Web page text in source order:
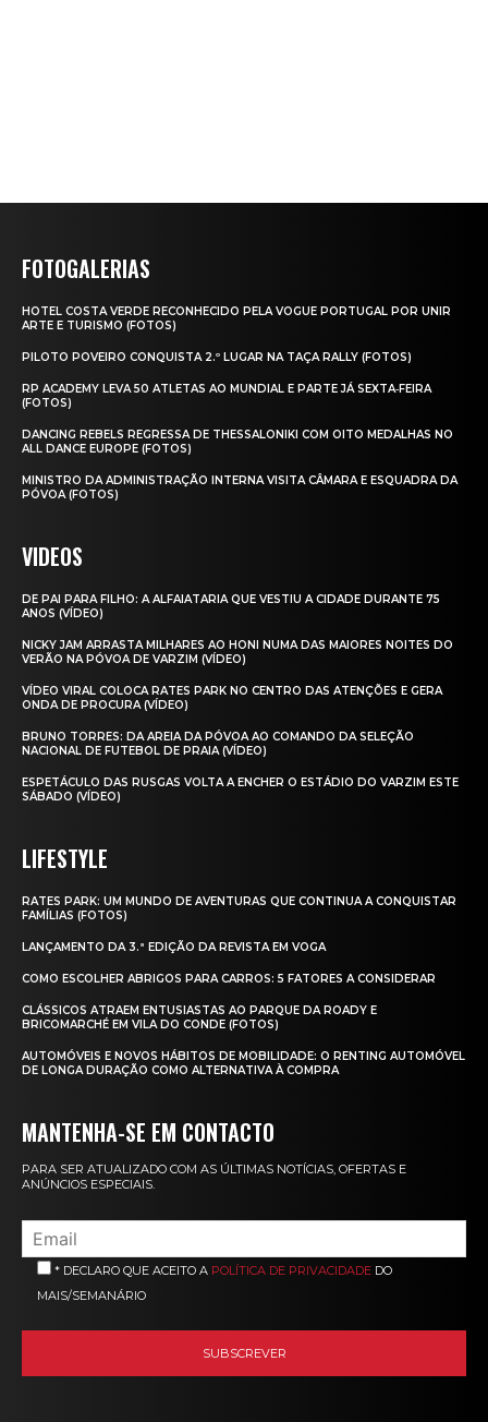
FOTOGALERIAS
HOTEL COSTA VERDE RECONHECIDO PELA VOGUE PORTUGAL POR UNIR
ARTE E TURISMO (FOTOS)
PILOTO POVEIRO CONQUISTA 2.º LUGAR NA TAÇA RALLY (FOTOS)
RP ACADEMY LEVA 50 ATLETAS AO MUNDIAL E PARTE JÁ SEXTA‑FEIRA
(FOTOS)
DANCING REBELS REGRESSA DE THESSALONIKI COM OITO MEDALHAS NO
ALL DANCE EUROPE (FOTOS)
MINISTRO DA ADMINISTRAÇÃO INTERNA VISITA CÂMARA E ESQUADRA DA
PÓVOA (FOTOS)
VIDEOS
DE PAI PARA FILHO: A ALFAIATARIA QUE VESTIU A CIDADE DURANTE 75
ANOS (VÍDEO)
NICKY JAM ARRASTA MILHARES AO HONI NUMA DAS MAIORES NOITES DO
VERÃO NA PÓVOA DE VARZIM (VÍDEO)
VÍDEO VIRAL COLOCA RATES PARK NO CENTRO DAS ATENÇÕES E GERA
ONDA DE PROCURA (VÍDEO)
BRUNO TORRES: DA AREIA DA PÓVOA AO COMANDO DA SELEÇÃO
NACIONAL DE FUTEBOL DE PRAIA (VÍDEO)
ESPETÁCULO DAS RUSGAS VOLTA A ENCHER O ESTÁDIO DO VARZIM ESTE
SÁBADO (VÍDEO)
LIFESTYLE
RATES PARK: UM MUNDO DE AVENTURAS QUE CONTINUA A CONQUISTAR
FAMÍLIAS (FOTOS)
LANÇAMENTO DA 3.ª EDIÇÃO DA REVISTA EM VOGA
COMO ESCOLHER ABRIGOS PARA CARROS: 5 FATORES A CONSIDERAR
CLÁSSICOS ATRAEM ENTUSIASTAS AO PARQUE DA ROADY E
BRICOMARCHÉ EM VILA DO CONDE (FOTOS)
AUTOMÓVEIS E NOVOS HÁBITOS DE MOBILIDADE: O RENTING AUTOMÓVEL
DE LONGA DURAÇÃO COMO ALTERNATIVA À COMPRA
MANTENHA-SE EM CONTACTO
PARA SER ATUALIZADO COM AS ÚLTIMAS NOTÍCIAS, OFERTAS E
ANÚNCIOS ESPECIAIS.
* DECLARO QUE ACEITO A POLÍTICA DE PRIVACIDADE DO
MAIS/SEMANÁRIO